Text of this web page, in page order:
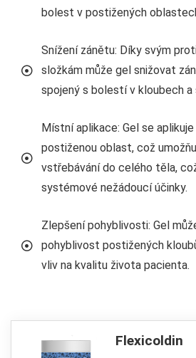
bolest v postižených
Snížení zánětu: Díky svým
složkám může gel snižovat
spojený s bolestí v kloubech a
Místní aplikace: Gel se
postiženou oblast, což
vstřebávání do celého těla,
systémové nežádoucí účinky.
Zlepšení pohyblivosti: Gel
pohyblivost postižených
vliv na kvalitu života pacienta.
Flexicoldin